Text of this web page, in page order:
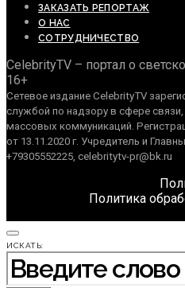
ЗАКАЗАТЬ РЕПОРТАЖ
О НАС
СОТРУДНИЧЕСТВО
CelebrityTV – портал о
16+
Сетевое издание CelebrityTV
службой по надзору в сфере
массовых коммуникаций.
от 13.11.2020 г. Учредитель и
+79305552225, celebritytv-pr@bk.ru
Политика
ИСКАТЬ: